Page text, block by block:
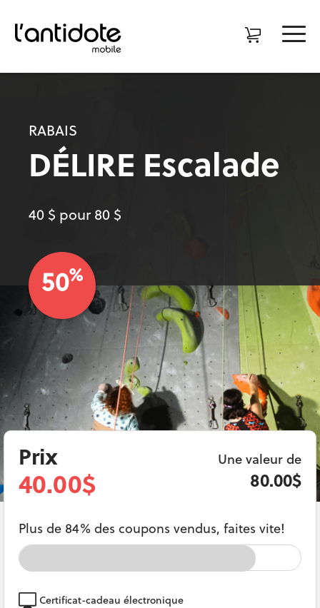
RABAIS
DÉLIRE Escalade
40 $ pour 80 $
50%
Prix
40.00$
Une valeur de
80.00$
Plus de 84% des coupons vendus, faites vite!
Certificat-cadeau électronique